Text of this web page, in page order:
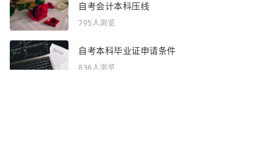
自考会计本科压线
795人浏览
自考本科毕业证申请条件
836人浏览